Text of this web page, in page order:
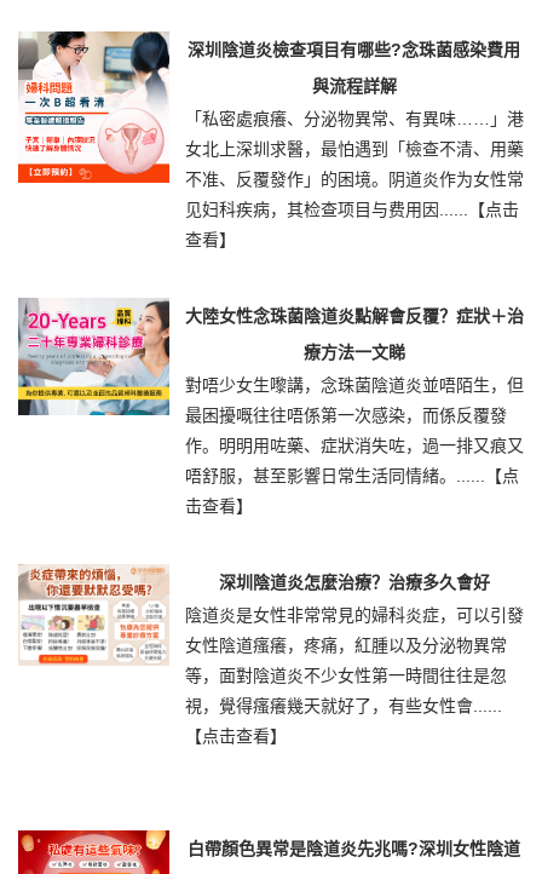
深圳陰道炎檢查項目有哪些?念珠菌感染費用
與流程詳解
「私密處痕癢、分泌物異常、有異味……」港
女北上深圳求醫，最怕遇到「檢查不清、用藥
不准、反覆發作」的困境。阴道炎作为女性常
见妇科疾病，其检查项目与费用因......
【点击
查看】
大陸女性念珠菌陰道炎點解會反覆？症狀＋治
療方法一文睇
對唔少女生嚟講，念珠菌陰道炎並唔陌生，但
最困擾嘅往往唔係第一次感染，而係反覆發
作。明明用咗藥、症狀消失咗，過一排又痕又
唔舒服，甚至影響日常生活同情緒。......
【点
击查看】
深圳陰道炎怎麼治療？治療多久會好
陰道炎是女性非常常見的婦科炎症，可以引發
女性陰道瘙癢，疼痛，紅腫以及分泌物異常
等，面對陰道炎不少女性第一時間往往是忽
視，覺得瘙癢幾天就好了，有些女性會......
【点击查看】
白帶顏色異常是陰道炎先兆嗎?深圳女性陰道